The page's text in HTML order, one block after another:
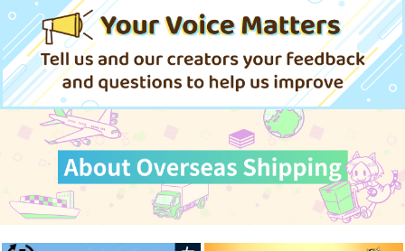
サンプル
作品詳細
サンプル サンプル
作品詳細